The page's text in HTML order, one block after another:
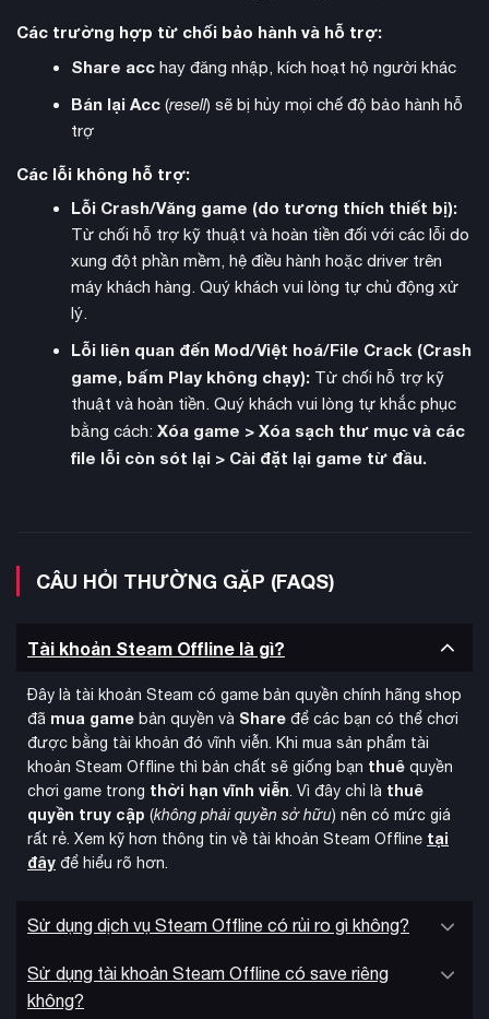
thông minh hơn, tạo nên những trận chiến gay cấn và thử
thách. Hệ thống theo dõi mới giúp quản lý vị trí và trạng thái
Game được trang bị giao diện người dùng
hoàn toàn mới
với bản đồ mini cải tiến, hệ thống điều hướng thông minh và
Xbox và PlayStation với tối đa 70 người chơi trực tuyến, 8
người trong phiên riêng và chế độ chia màn hình local 2 người.
Đặc biệt, game cho phép tải và sử dụng mod từ cộng đồng
trên mọi nền tảng, mở ra khả năng sáng tạo không giới hạn
Các trường hợp từ chối bảo hành và hỗ trợ:
Share acchay đăng nhập, kích hoạt hộ người khác
Bán lại Acc(resell) sẽ bị hủy mọi chế độ bảo hành hỗ
trợ
Các lỗi không hỗ trợ:
Lỗi Crash/Văng game (do tương thích thiết bị):
Từ chối hỗ trợ kỹ thuật và hoàn tiền đối với các lỗi do
xung đột phần mềm, hệ điều hành hoặc driver trên
máy khách hàng. Quý khách vui lòng tự chủ động xử
lý.
Lỗi liên quan đến Mod/Việt hoá/File Crack (Crash
game, bấm Play không chạy):Từ chối hỗ trợ kỹ
thuật và hoàn tiền. Quý khách vui lòng tự khắc phục
bằng cách: Xóa game > Xóa sạch thư mục và các
file lỗi còn sót lại > Cài đặt lại game từ đầu.
CÂU HỎI THƯỜNG GẶP (FAQS)
Tài khoản Steam Offline là gì?
Đây là tài khoản Steam có game bản quyền chính hãng shop
đã mua game bản quyền và Share để các bạn có thể chơi
được bằng tài khoản đó vĩnh viễn. Khi mua sản phẩm tài
khoản Steam Offline thì bản chất sẽ giống bạn thuê quyền
chơi game trong thời hạn vĩnh viễn. Vì đây chỉ là thuê
quyền truy cập (không phải quyền sở hữu) nên có mức giá
rất rẻ. Xem kỹ hơn thông tin về tài khoản Steam Offline tại
đây để hiểu rõ hơn.
Sử dụng dịch vụ Steam Offline có rủi ro gì không?
Sử dụng tài khoản Steam Offline có save riêng
không?